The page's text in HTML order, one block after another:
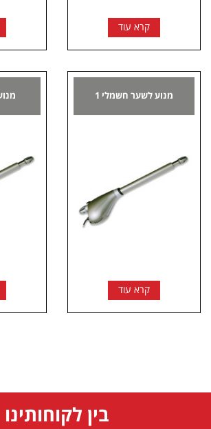
קרא עוד
מנוע לשער חשמלי 1
קרא עוד
בין לקוחותינו